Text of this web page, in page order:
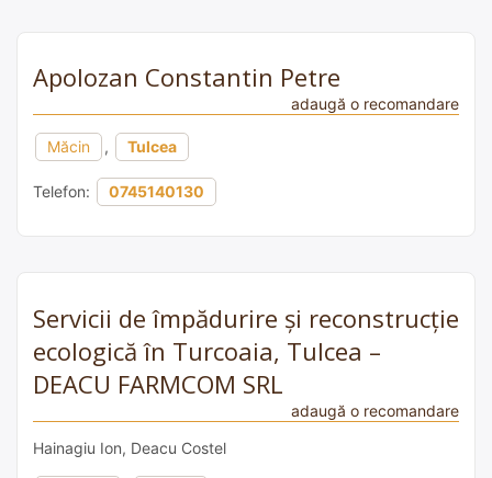
Apolozan Constantin Petre
adaugă o recomandare
Măcin , Tulcea
Telefon: 0745140130
Servicii de împădurire și reconstrucție
ecologică în Turcoaia, Tulcea –
DEACU FARMCOM SRL
adaugă o recomandare
Hainagiu Ion, Deacu Costel